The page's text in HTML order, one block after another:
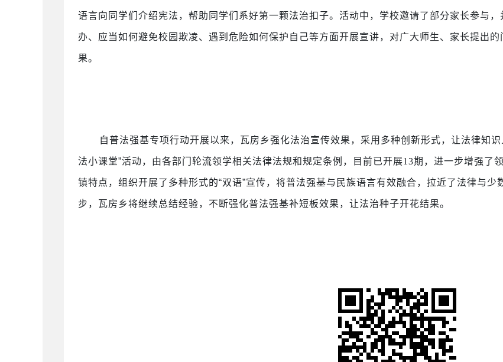
语言向同学们介绍宪法，帮助同学们系好第一颗法治扣子。活动中，学校邀请了部分家长参与
办、应当如何避免校园欺凌、遇到危险如何保护自己等方面开展宣讲，对广大师生、家长提出
果。
自普法强基专项行动开展以来，瓦房乡强化法治宣传效果，采用多种创新形式，让法律知
法小课堂”活动，由各部门轮流领学相关法律法规和规定条例，目前已开展13期，进一步增强了
镇特点，组织开展了多种形式的“双语”宣传，将普法强基与民族语言有效融合，拉近了法律与
步，瓦房乡将继续总结经验，不断强化普法强基补短板效果，让法治种子开花结果。